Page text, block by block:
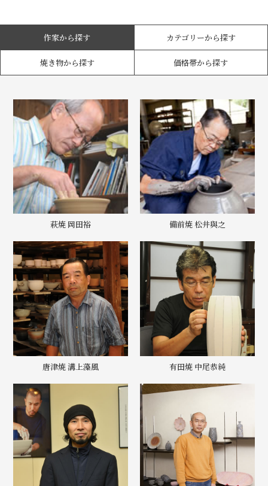
作家から探す カテゴリーから探す
焼き物から探す 価格帯から探す
萩焼 岡田裕 備前焼 松井與之
唐津焼 溝上藻風 有田焼 中尾恭純